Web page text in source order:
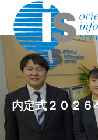
内定式２０２６